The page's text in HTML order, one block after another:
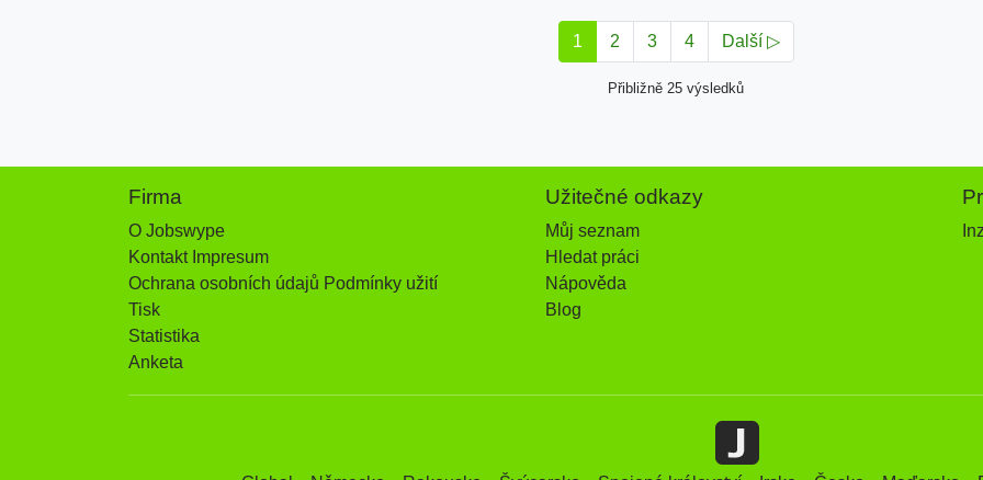
1 2 3 4 Další ▷
Přibližně 25 výsledků
Firma
O Jobswype
Kontakt Impresum
Ochrana osobních údajů Podmínky užití
Tisk
Statistika
Anketa
Užitečné odkazy
Můj seznam
Hledat práci
Nápověda
Blog